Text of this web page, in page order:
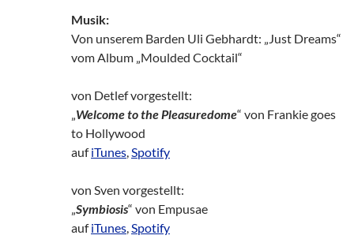
Musik:
Von unserem Barden Uli Gebhardt: „Just Dreams“
vom Album „Moulded Cocktail“
von Detlef vorgestellt:
„Welcome to the Pleasuredome“ von Frankie goes
to Hollywood
aufiTunes,Spotify
von Sven vorgestellt:
„Symbiosis“ von Empusae
aufiTunes,Spotify